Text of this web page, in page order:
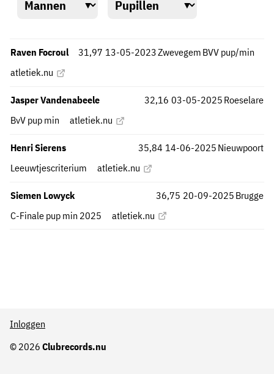
Raven Focroul Zwevegem BVV pup/min
31,97
atletiek.nu
13-05-2023
Jasper Vandenabeele
Roeselare
BvV pup min
32,16
atletiek.nu
03-05-2025
Henri Sierens
Nieuwpoort
Leeuwtjescriterium
35,84
atletiek.nu
14-06-2025
Siemen Lowyck
Brugge
C-Finale pup min 2025
36,75
atletiek.nu
20-09-2025
© 2026 Clubrecords.nu
Inloggen